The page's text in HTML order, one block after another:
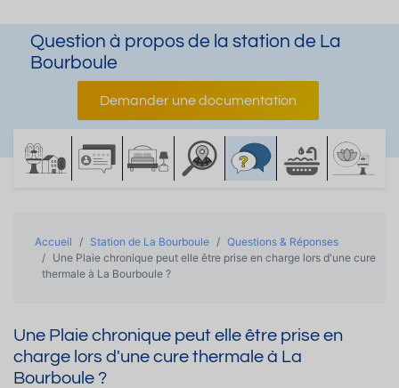
Question à propos de la station de La
Bourboule
Demander une documentation
Accueil Station de La Bourboule
Questions & Réponses
Une Plaie chronique peut elle être prise en charge lors d'une cure
thermale à La Bourboule ?
Une Plaie chronique peut elle être prise en
charge lors d'une cure thermale à La
Bourboule ?